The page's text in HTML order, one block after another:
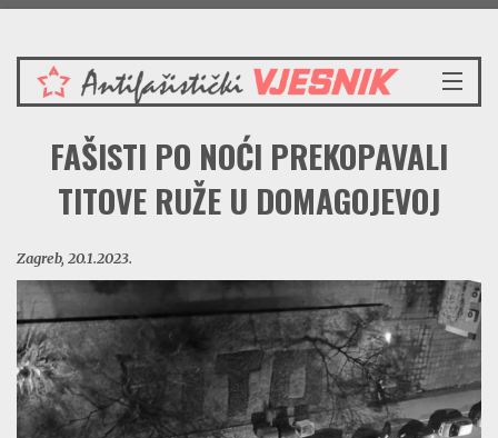
Ponedjeljak 10.8.2026.
VIJESTI
REDAKCIJSKI KOMENTAR
VJESNIKOV KALENDAR
CRVENI ZABAVNIK
PRENOSIMO
SPOMENICI
BORBENA BIBLIOTEKA
NAŠE PJESME
FAŠISTI PO NOĆI PREKOPAVALI
TITOVE RUŽE U DOMAGOJEVOJ
Zagreb, 20.1.2023.